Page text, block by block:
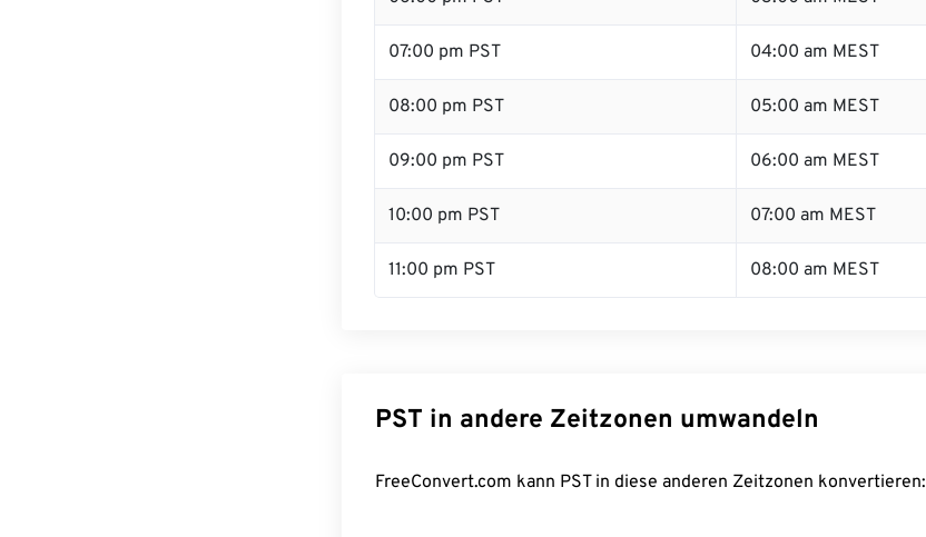
07:00 pm PST 04:00 am MEST
08:00 pm PST 05:00 am MEST
09:00 pm PST 06:00 am MEST
10:00 pm PST 07:00 am MEST
11:00 pm PST 08:00 am MEST
PST in andere Zeitzonen umwandeln
FreeConvert.com kann PST in diese anderen Zeitzonen konvertieren: